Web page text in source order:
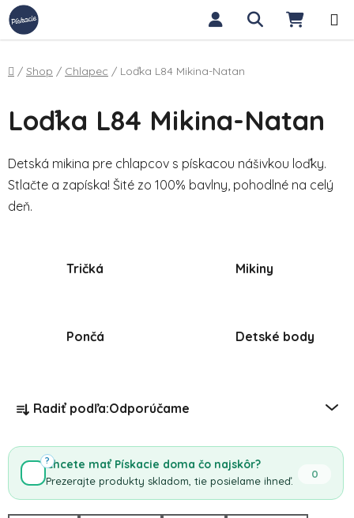
Prejsť na obsah Hľadať
Domov
/ Shop / Chlapec / Loďka L84 Mikina-Natan
Loďka L84 Mikina-Natan
Detská mikina pre chlapcov s pískacou nášivkou loďky.
Stlačte a zapíska! Šité zo 100% bavlny, pohodlné na celý
deň.
Tričká Mikiny
Pončá Detské body
Radenie produktov
Radiť podľa:Odporúčame
Chcete mať Pískacie doma čo najskôr?
Prezerajte produkty skladom, tie posielame ihneď.
0
?